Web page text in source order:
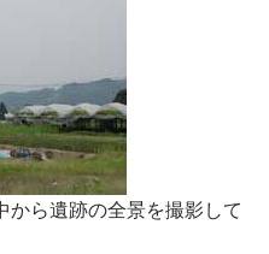
から遺跡の全景を撮影して